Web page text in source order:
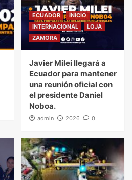
ECUADOR
INICIO
INTERNACIONAL
LOJA
ZAMORA
Javier Milei llegará a
Ecuador para mantener
una reunión oficial con
el presidente Daniel
Noboa.
admin 2026 0